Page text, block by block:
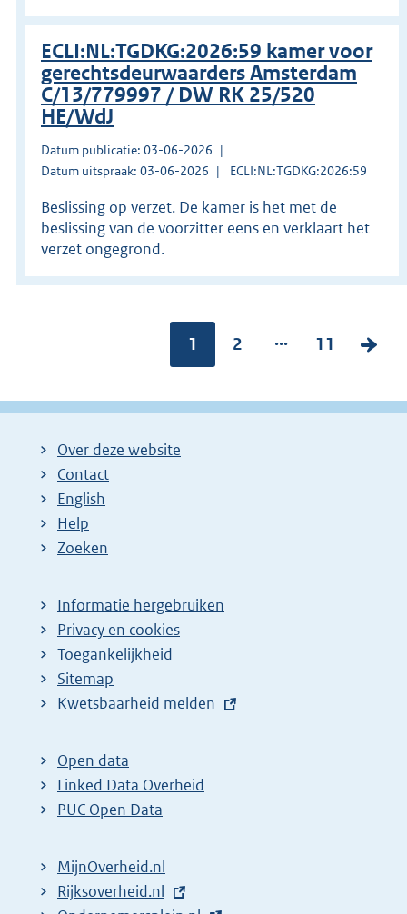
ECLI:NL:TGDKG:2026:59 kamer voor
gerechtsdeurwaarders Amsterdam
C/13/779997 / DW RK 25/520
HE/WdJ
Datum publicatie: 03-06-2026
Datum uitspraak: 03-06-2026
ECLI:NL:TGDKG:2026:59
Beslissing op verzet. De kamer is het met de
beslissing van de voorzitter eens en verklaart het
verzet ongegrond.
Pagina:
1
P
g
2 ...
P
g
11
V
l
Over deze website
Contact
English
Help
Zoeken
Informatie hergebruiken
Privacy en cookies
Toegankelijkheid
Sitemap
E
t
e
r
l
i
Kwetsbaarheid melden
Open data
Linked Data Overheid
PUC Open Data
MijnOverheid.nl
E
Rijksoverheid.nl